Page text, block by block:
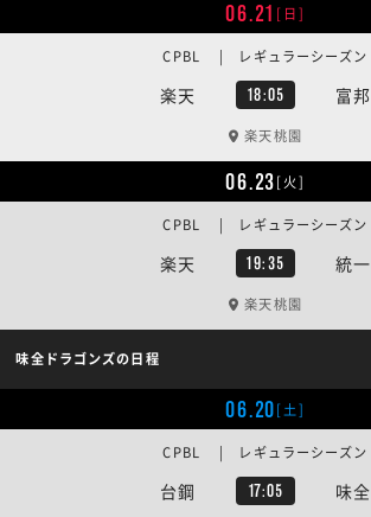
06.21 [日]
楽天 18:05 富邦
CPBL | レギュラーシーズン
楽天桃園
06.23[火]
楽天 19:35 統一
CPBL | レギュラーシーズン
楽天桃園
味全ドラゴンズの日程
06.20[土]
台鋼 17:05 味全
CPBL | レギュラーシーズン